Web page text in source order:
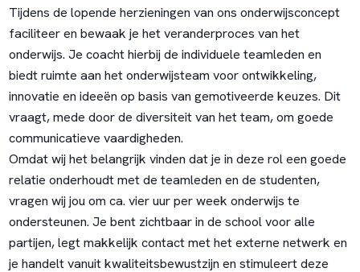
Tijdens de lopende herzieningen van ons onderwijsconcept
faciliteer en bewaak je het veranderproces van het
onderwijs. Je coacht hierbij de individuele teamleden en
biedt ruimte aan het onderwijsteam voor ontwikkeling,
innovatie en ideeën op basis van gemotiveerde keuzes. Dit
vraagt, mede door de diversiteit van het team, om goede
communicatieve vaardigheden.
Omdat wij het belangrijk vinden dat je in deze rol een goede
relatie onderhoudt met de teamleden en de studenten,
vragen wij jou om ca. vier uur per week onderwijs te
ondersteunen. Je bent zichtbaar in de school voor alle
partijen, legt makkelijk contact met het externe netwerk en
je handelt vanuit kwaliteitsbewustzijn en stimuleert deze